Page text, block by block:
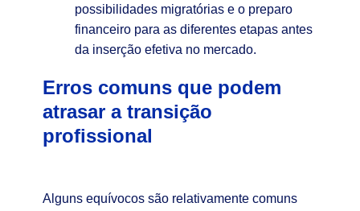
possibilidades migratórias e o preparo
financeiro para as diferentes etapas antes
da inserção efetiva no mercado.
Erros comuns que podem
atrasar a transição
profissional
Alguns equívocos são relativamente comuns